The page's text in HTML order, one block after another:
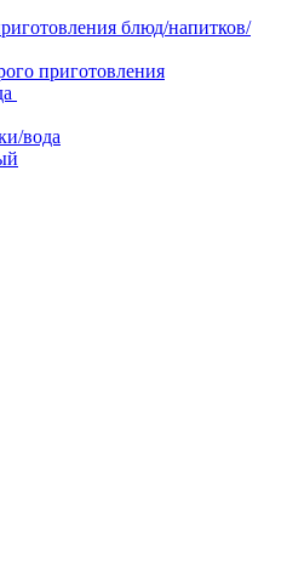
блюд/напитков/
приготовления
вода